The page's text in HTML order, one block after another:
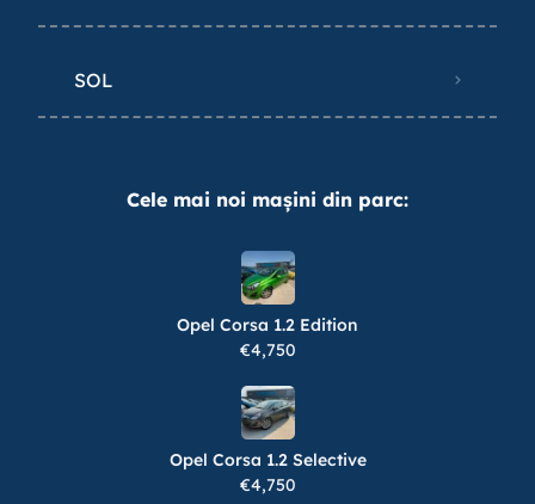
SOL
Cele mai noi mașini din parc:
Opel Corsa 1.2 Edition
€4,750
Opel Corsa 1.2 Selective
€4,750